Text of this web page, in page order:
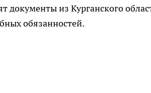
документы из Курганского
обязанностей.